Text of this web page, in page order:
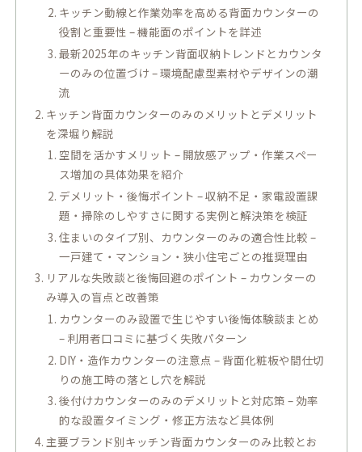
キッチン動線と作業効率を高める背面カウンターの
役割と重要性 – 機能面のポイントを詳述
最新2025年のキッチン背面収納トレンドとカウンタ
ーのみの位置づけ – 環境配慮型素材やデザインの潮
流
キッチン背面カウンターのみのメリットとデメリット
を深堀り解説
空間を活かすメリット – 開放感アップ・作業スペー
ス増加の具体効果を紹介
デメリット・後悔ポイント – 収納不足・家電設置課
題・掃除のしやすさに関する実例と解決策を検証
住まいのタイプ別、カウンターのみの適合性比較 –
一戸建て・マンション・狭小住宅ごとの推奨理由
リアルな失敗談と後悔回避のポイント – カウンターの
み導入の盲点と改善策
カウンターのみ設置で生じやすい後悔体験談まとめ
– 利用者口コミに基づく失敗パターン
DIY・造作カウンターの注意点 – 背面化粧板や間仕切
りの施工時の落とし穴を解説
後付けカウンターのみのデメリットと対応策 – 効率
的な設置タイミング・修正方法など具体例
主要ブランド別キッチン背面カウンターのみ比較とお